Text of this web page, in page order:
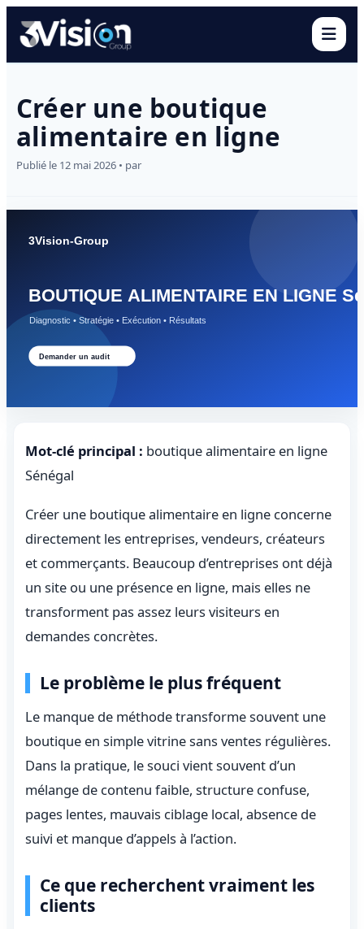
Créer une boutique
alimentaire en ligne
Publié le 12 mai 2026 • par
Mot-clé principal : boutique alimentaire en ligne
Sénégal
Créer une boutique alimentaire en ligne concerne
directement les entreprises, vendeurs, créateurs
et commerçants. Beaucoup d’entreprises ont déjà
un site ou une présence en ligne, mais elles ne
transforment pas assez leurs visiteurs en
demandes concrètes.
Le problème le plus fréquent
Le manque de méthode transforme souvent une
boutique en simple vitrine sans ventes régulières.
Dans la pratique, le souci vient souvent d’un
mélange de contenu faible, structure confuse,
pages lentes, mauvais ciblage local, absence de
suivi et manque d’appels à l’action.
Ce que recherchent vraiment les
clients